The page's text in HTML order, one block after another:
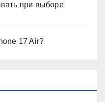
при выборе
17 Air?